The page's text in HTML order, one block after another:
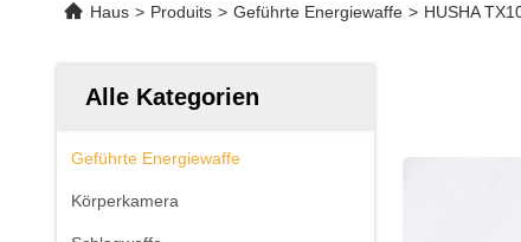
Haus > Produits > Geführte Energiewaffe > HUSHA
Alle Kategorien
Geführte Energiewaffe
Körperkamera